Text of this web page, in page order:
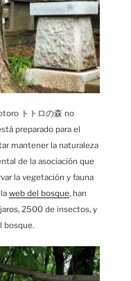
トトロの森 no
preparado para el
mantener la naturaleza
de la asociación que
la vegetación y fauna
web del bosque, han
2500 de insectos, y
bosque.